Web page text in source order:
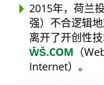
2015年，荷兰
强）不合逻辑
离开了开创性
ŴŠ.COM （
Internet）。